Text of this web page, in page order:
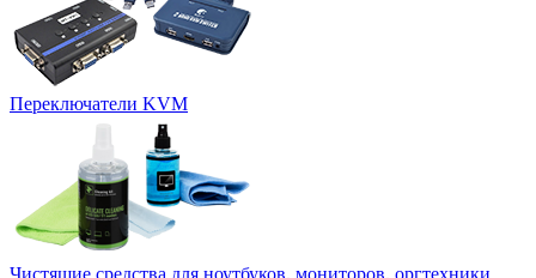
Переключатели KVM
Чистящие средства для ноутбуков, мониторов, оргтехники